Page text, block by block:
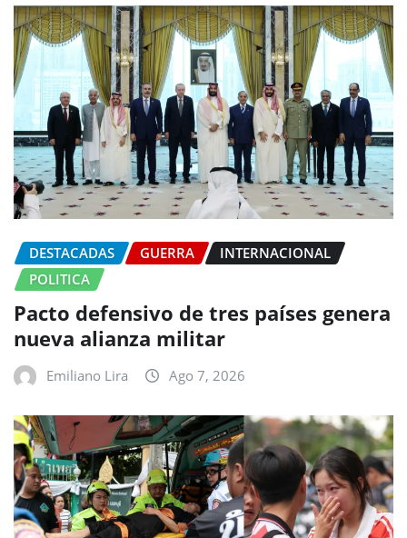
DESTACADAS GUERRA
INTERNACIONAL
POLITICA
Pacto defensivo de tres países genera
nueva alianza militar
Emiliano Lira Ago 7, 2026